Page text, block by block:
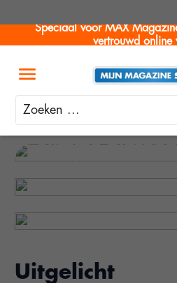
Speciaal voor MAX
vertrouwd online
Zoeken
Slimme
Mode voor nu
Zomermode
Uitgelicht